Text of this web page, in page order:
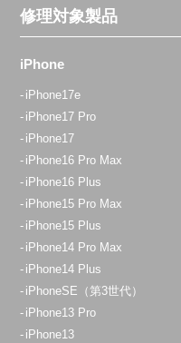
定休日：年中無休
03-6903-8773
田無店
12:30~19:00 日祝18：00迄
042-438-5100
八王子店
11：00～20：00
修理対象製品
iPhone
iPhone17e
iPhone17 Pro
iPhone17
iPhone16 Pro Max
iPhone16 Plus
iPhone15 Pro Max
iPhone15 Plus
iPhone14 Pro Max
iPhone14 Plus
iPhoneSE（第3世代）
iPhone13 Pro
iPhone13